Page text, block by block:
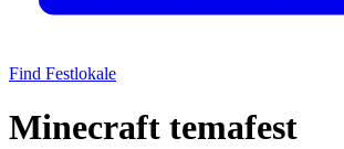
Find Festlokale
Minecraft temafest